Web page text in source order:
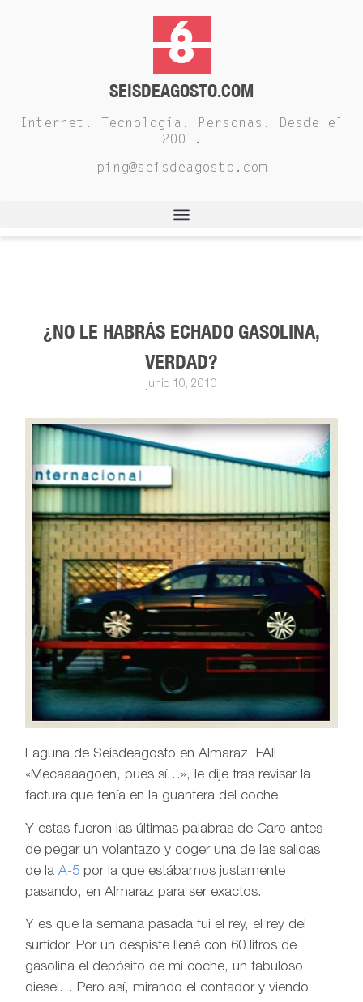
SEISDEAGOSTO.COM
Internet. Tecnología. Personas. Desde el
2001.
ping@seisdeagosto.com
¿NO LE HABRÁS ECHADO GASOLINA,
VERDAD?
junio 10, 2010
Laguna de Seisdeagosto en Almaraz. FAIL
«Mecaaaagoen, pues sí…», le dije tras revisar la
factura que tenía en la guantera del coche.
Y estas fueron las últimas palabras de Caro antes
de pegar un volantazo y coger una de las salidas
de laA-5 por la que estábamos justamente
pasando, en Almaraz para ser exactos.
Y es que la semana pasada fui el rey, el rey del
surtidor. Por un despiste llené con 60 litros de
gasolina el depósito de mi coche, un fabuloso
diesel… Pero así, mirando el contador y viendo